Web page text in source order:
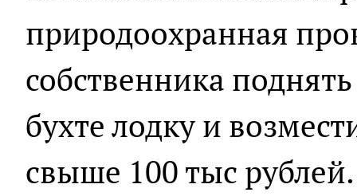
природоохранная
собственника
бухте лодку и
свыше 100 тыс